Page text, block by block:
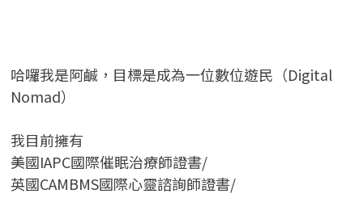
哈囉我是阿鹹，目標是成為一位數位遊民（Digital
Nomad）
我目前擁有
美國IAPC國際催眠治療師證書/
英國CAMBMS國際心靈諮詢師證書/